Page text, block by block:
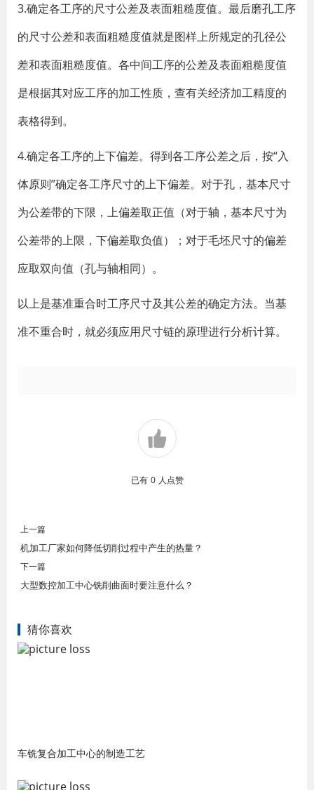
3.确定各工序的尺寸公差及表面粗糙度值。最后磨孔工序
的尺寸公差和表面粗糙度值就是图样上所规定的孔径公
差和表面粗糙度值。各中间工序的公差及表面粗糙度值
是根据其对应工序的加工性质，查有关经济加工精度的
表格得到。
4.确定各工序的上下偏差。得到各工序公差之后，按“入
体原则”确定各工序尺寸的上下偏差。对于孔，基本尺寸
为公差带的下限，上偏差取正值（对于轴，基本尺寸为
公差带的上限，下偏差取负值）；对于毛坯尺寸的偏差
应取双向值（孔与轴相同）。
以上是基准重合时工序尺寸及其公差的确定方法。当基
准不重合时，就必须应用尺寸链的原理进行分析计算。
已有 0 人点赞
上一篇
机加工厂家如何降低切削过程中产生的热量？
下一篇
大型数控加工中心铣削曲面时要注意什么？
猜你喜欢
车铣复合加工中心的制造工艺